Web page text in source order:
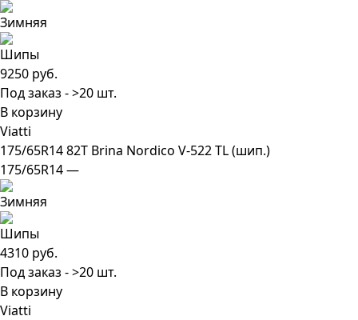
9250 руб.
Под заказ - >20 шт.
В корзину
Viatti
175/65R14 82T Brina Nordico V-522 TL (шип.)
175/65R14 —
4310 руб.
Под заказ - >20 шт.
В корзину
Viatti